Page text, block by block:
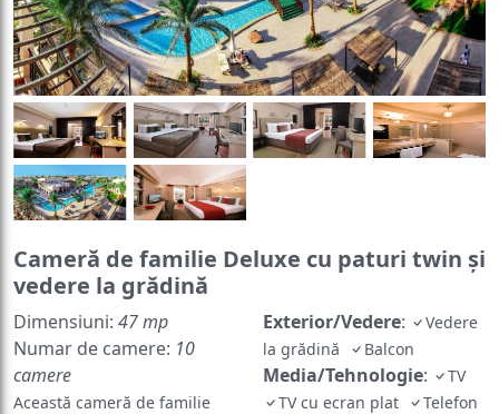
Cameră de familie Deluxe cu paturi twin și
vedere la grădină
Dimensiuni: 47 mp
Numar de camere: 10
camere
Această cameră de familie
Exterior/Vedere:
Vedere
la grădină
Balcon
Media/Tehnologie:
TV
TV cu ecran plat
Telefon